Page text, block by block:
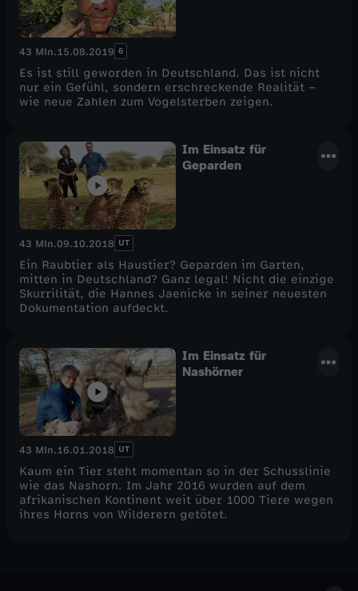
43 Min.15.08.2019 6
Es ist still geworden in Deutschland. Das ist nicht
nur ein Gefühl, sondern erschreckende Realität –
wie neue Zahlen zum Vogelsterben zeigen.
Im Einsatz für
Geparden
43 Min.09.10.2018 UT
Ein Raubtier als Haustier? Geparden im Garten,
mitten in Deutschland? Ganz legal! Nicht die einzige
Skurrilität, die Hannes Jaenicke in seiner neuesten
Dokumentation aufdeckt.
Im Einsatz für
Nashörner
43 Min.16.01.2018 UT
Kaum ein Tier steht momentan so in der Schusslinie
wie das Nashorn. Im Jahr 2016 wurden auf dem
afrikanischen Kontinent weit über 1000 Tiere wegen
ihres Horns von Wilderern getötet.